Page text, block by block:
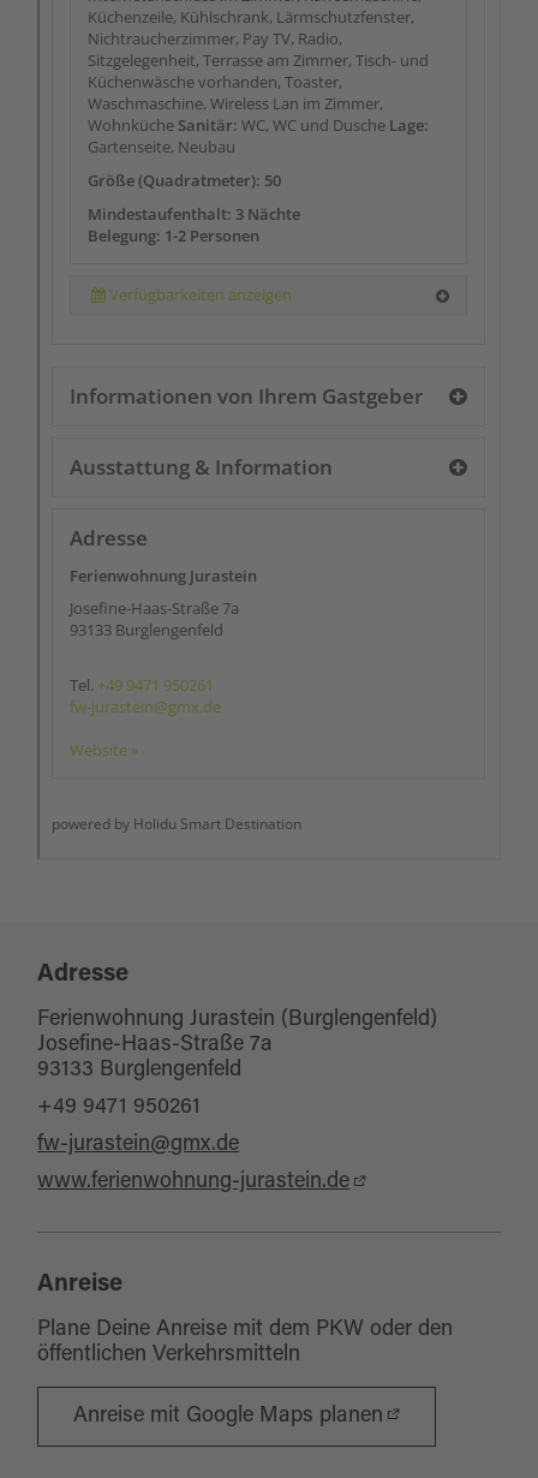
Adresse
Ferienwohnung Jurastein (Burglengenfeld)
Josefine-Haas-Straße 7a
93133 Burglengenfeld
+49 9471 950261
fw-jurastein@gmx.de
www.ferienwohnung-jurastein.de
Anreise
Plane Deine Anreise mit dem PKW oder den
öffentlichen Verkehrsmitteln
Anreise mit Google Maps planen